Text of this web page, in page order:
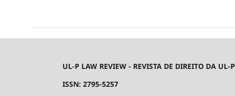
UL-P LAW REVIEW - REVISTA DE DIREITO DA UL-P
ISSN: 2795-5257